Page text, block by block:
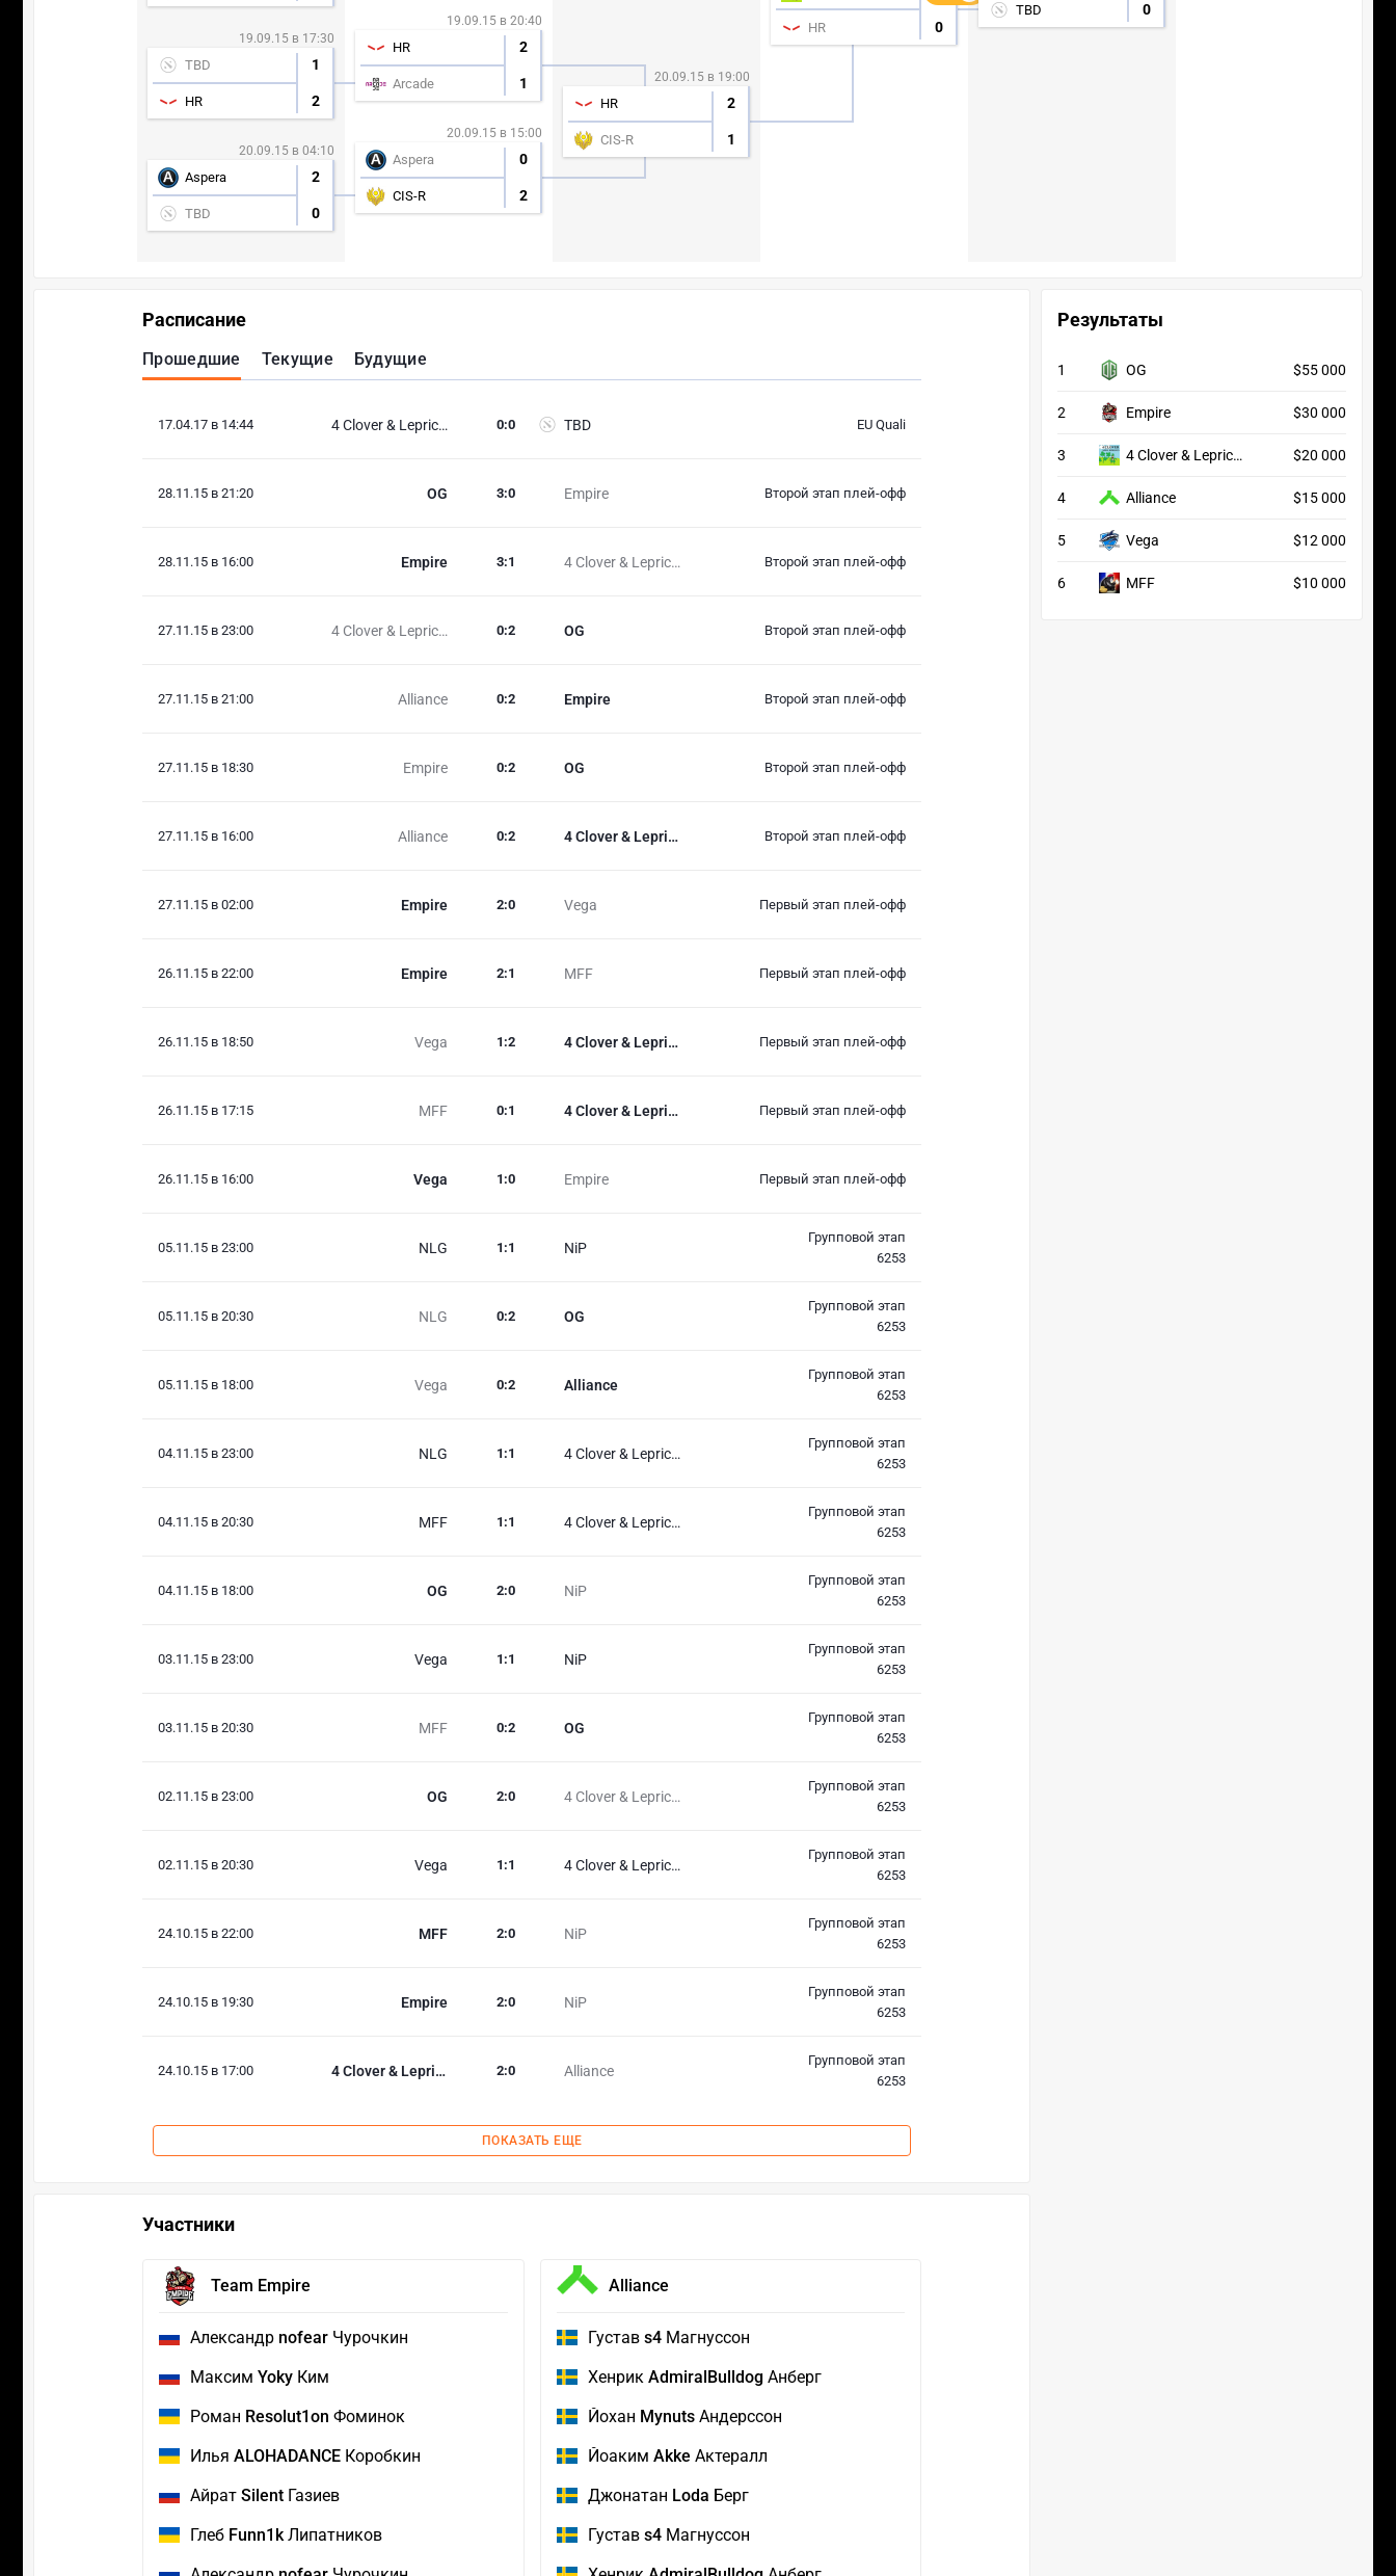
19.09.15 в 17:30
TBD 1
HR 2
20.09.15 в 04:10
Aspera 2
TBD 0
19.09.15 в 20:40
HR 2
Arcade 1
20.09.15 в 15:00
Aspera 0
CIS-R 2
20.09.15 в 19:00
HR 2
CIS-R 1
HR 0
TBD 0
Расписание
Прошедшие Текущие Будущие
17.04.17 в 14:44 4 Clover & Lepricon TBD
0:0 EU Quali
28.11.15 в 21:20 OG Empire
3:0 Второй этап плей-офф
28.11.15 в 16:00 Empire 4 Clover & Lepricon
3:1 Второй этап плей-офф
27.11.15 в 23:00 4 Clover & Lepricon OG
0:2 Второй этап плей-офф
27.11.15 в 21:00 Alliance Empire
0:2 Второй этап плей-офф
27.11.15 в 18:30 Empire OG
0:2 Второй этап плей-офф
27.11.15 в 16:00 Alliance 4 Clover & Lepricon
0:2 Второй этап плей-офф
27.11.15 в 02:00 Empire Vega
2:0 Первый этап плей-офф
26.11.15 в 22:00 Empire MFF
2:1 Первый этап плей-офф
26.11.15 в 18:50 Vega 4 Clover & Lepricon
1 :2 Первый этап плей-офф
26.11.15 в 17:15 MFF 4 Clover & Lepricon
0:1 Первый этап плей-офф
26.11.15 в 16:00 Vega Empire
1 :0 Первый этап плей-офф
05.11.15 в 23:00 NLG NiP
1 :1
Групповой этап
6253
05.11.15 в 20:30 NLG OG
0:2
Групповой этап
6253
05.11.15 в 18:00 Vega Alliance
0:2
Групповой этап
6253
04.11.15 в 23:00 NLG 4 Clover & Lepricon
1 :1
Групповой этап
6253
04.11.15 в 20:30 MFF 4 Clover & Lepricon
1 :1
Групповой этап
6253
04.11.15 в 18:00 OG NiP
2:0
Групповой этап
6253
03.11.15 в 23:00 Vega NiP
1 :1
Групповой этап
6253
03.11.15 в 20:30 MFF OG
0:2
Групповой этап
6253
02.11.15 в 23:00 OG 4 Clover & Lepricon
2:0
Групповой этап
6253
02.11.15 в 20:30 Vega 4 Clover & Lepricon
1 :1
Групповой этап
6253
24.10.15 в 22:00 MFF NiP
2:0
Групповой этап
6253
24.10.15 в 19:30 Empire NiP
2:0
Групповой этап
6253
24.10.15 в 17:00 4 Clover & Lepricon Alliance
2:0
Групповой этап
6253
ПОКАЗАТЬ ЕЩЕ
Участники
Team Empire
Александр nofear Чурочкин
Максим Yoky Ким
Роман Resolut1on Фоминок
Илья ALOHADANCE Коробкин
Айрат Silent Газиев
Глеб Funn1kЛипатников
Alliance
Густав s4Магнуссон
Хенрик AdmiralBulldogАнберг
Йохан MynutsАндерссон
Йоаким Akke Актералл
Джонатан Loda Берг
Густав s4Магнуссон
Результаты
1 OG $55 000
2 Empire $30 000
3 4 Clover & Lepricon $20 000
4 Alliance $15 000
5 Vega $12 000
6 MFF $10 000